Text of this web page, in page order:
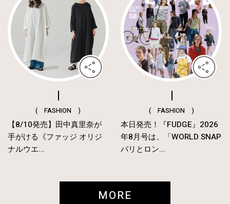
( FASHION )
【8/10発売】田中真里奈が
手がける《ファッジ オリジ
ナルウエ...
( FASHION )
本日発売！『FUDGE』2026
年8月号は、「WORLD SNAP
パリとロン...
MORE